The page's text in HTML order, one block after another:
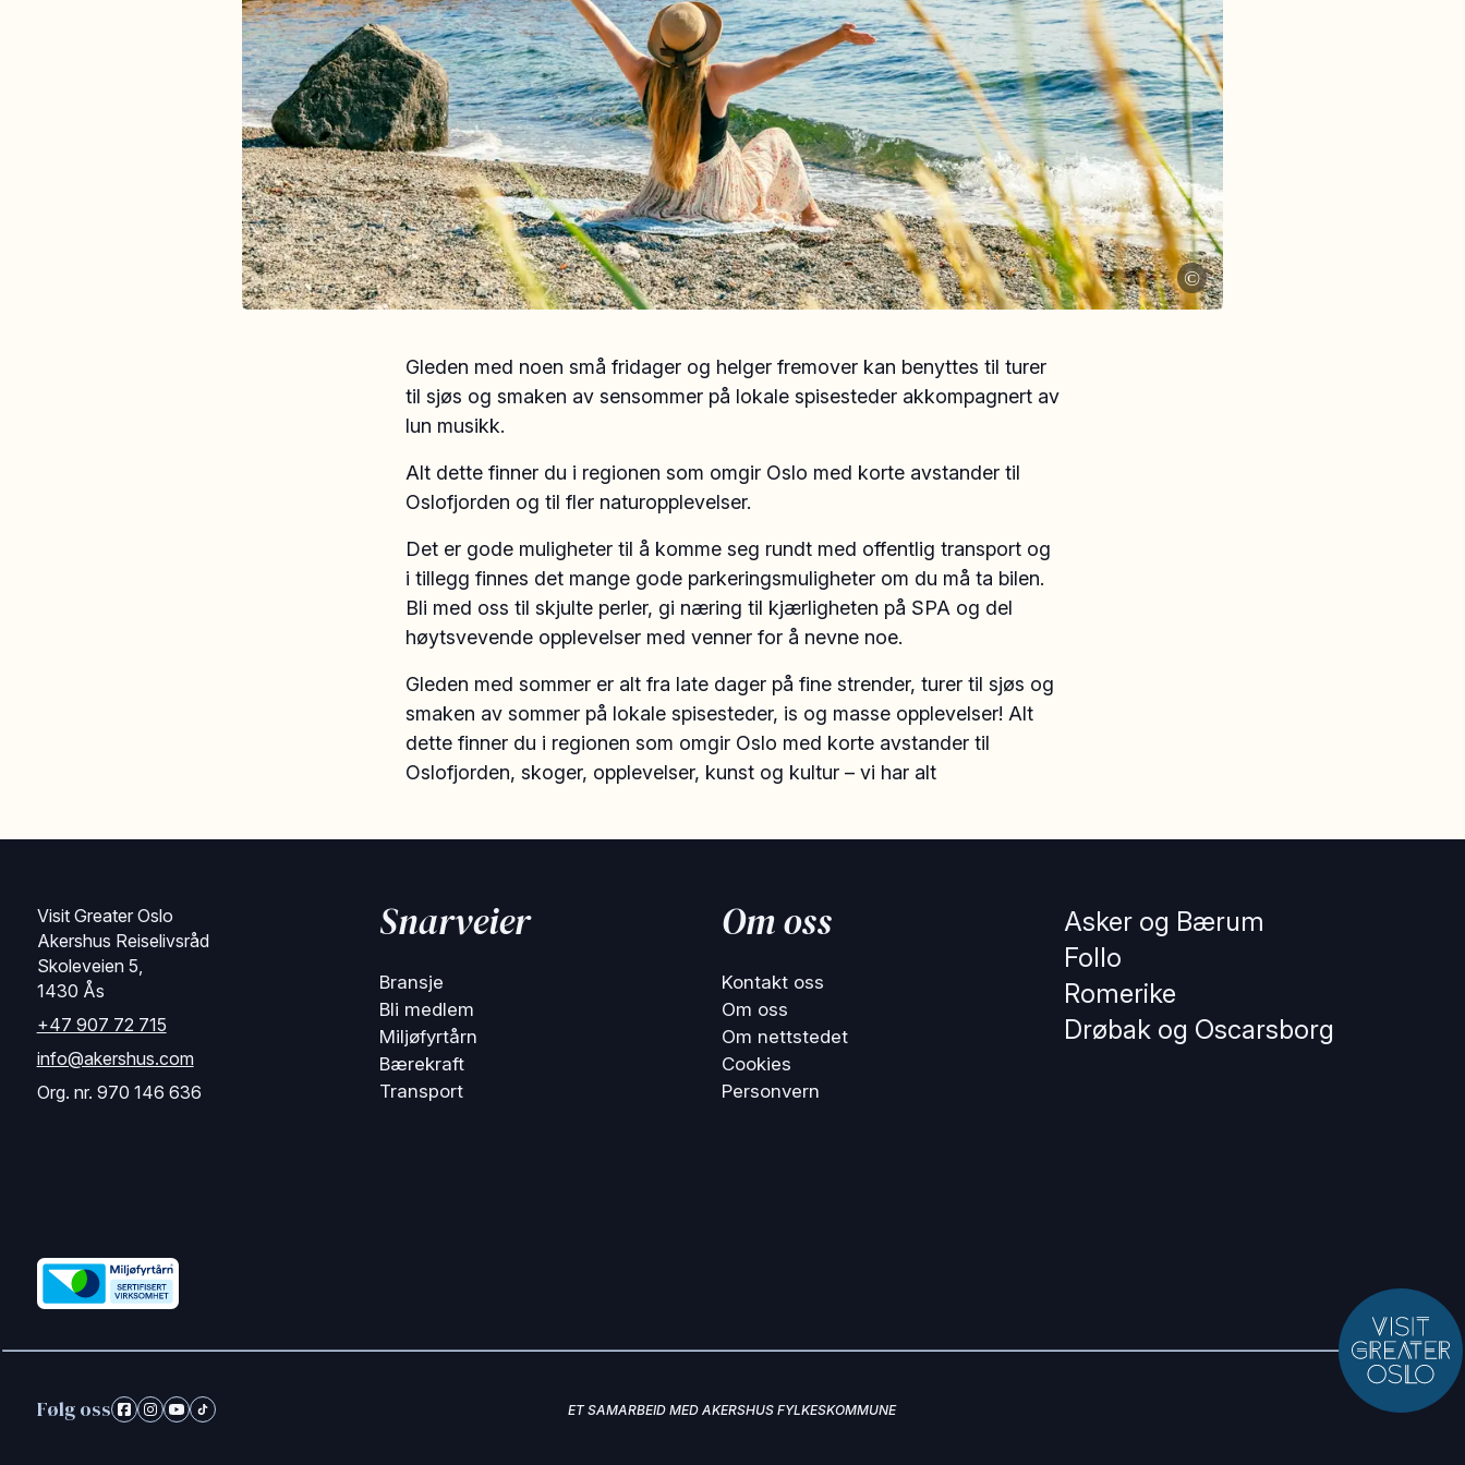
©
Gleden med noen små fridager og helger fremover kan benyttes til turer
til sjøs og smaken av sensommer på lokale spisesteder akkompagnert av
lun musikk.
Alt dette finner du i regionen som omgir Oslo med korte avstander til
Oslofjorden og til fler naturopplevelser.
Det er gode muligheter til å komme seg rundt med offentlig transport og
i tillegg finnes det mange gode parkeringsmuligheter om du må ta bilen.
Bli med oss til skjulte perler, gi næring til kjærligheten på SPA og del
høytsvevende opplevelser med venner for å nevne noe.
Gleden med sommer er alt fra late dager på fine strender, turer til sjøs og
smaken av sommer på lokale spisesteder, is og masse opplevelser! Alt
dette finner du i regionen som omgir Oslo med korte avstander til
Oslofjorden, skoger, opplevelser, kunst og kultur – vi har alt
Visit Greater Oslo
Akershus Reiselivsråd
Skoleveien 5,
1430 Ås
+47 907 72 715
info@akershus.com
Org. nr. 970 146 636
Snarveier
Bransje
Bli medlem
Miljøfyrtårn
Bærekraft
Transport
Om oss
Kontakt oss
Om oss
Om nettstedet
Cookies
Personvern
Asker og Bærum
Follo
Romerike
Drøbak og Oscarsborg
Følg oss ET SAMARBEID MED AKERSHUS FYLKESKOMMUNE